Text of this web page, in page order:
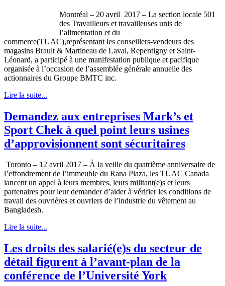
Montréal – 20 avril 2017 – La section locale 501
des Travailleurs et travailleuses unis de
l’alimentation et du
commerce(TUAC),représentant les conseillers-vendeurs des
magasins Brault & Martineau de Laval, Repentigny et Saint-
Léonard, a participé à une manifestation publique et pacifique
organisée à l’occasion de l’assemblée générale annuelle des
actionnaires du Groupe BMTC inc.
Lire la suite...
Demandez aux entreprises Mark’s et
Sport Chek à quel point leurs usines
d’approvisionnent sont sécuritaires
Toronto – 12 avril 2017 – À la veille du quatrième anniversaire de
l’effondrement de l’immeuble du Rana Plaza, les TUAC Canada
lancent un appel à leurs membres, leurs militant(e)s et leurs
partenaires pour leur demander d’aider à vérifier les conditions de
travail des ouvrières et ouvriers de l’industrie du vêtement au
Bangladesh.
Lire la suite...
Les droits des salarié(e)s du secteur de
détail figurent à l’avant-plan de la
conférence de l’Université York